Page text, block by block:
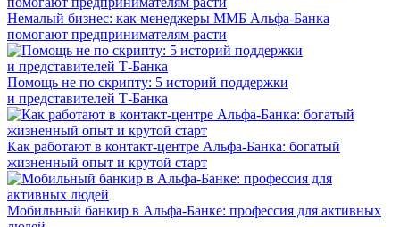
Немалый бизнес: как менеджеры ММБ Альфа-Банка
помогают предпринимателям расти
Помощь не по скрипту: 5 историй поддержки
и представителей Т-Банка
Как работают в контакт-центре Альфа-Банка: богатый
жизненный опыт и крутой старт
Мобильный банкир в Альфа-Банке: профессия для активных